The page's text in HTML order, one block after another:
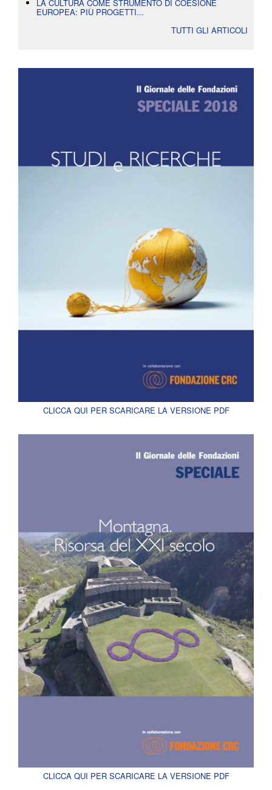
LA CULTURA COME STRUMENTO DI COESIONE
EUROPEA: PIÙ PROGETTI...
TUTTI GLI ARTICOLI
CLICCA QUI PER SCARICARE LA VERSIONE PDF
CLICCA QUI PER SCARICARE LA VERSIONE PDF